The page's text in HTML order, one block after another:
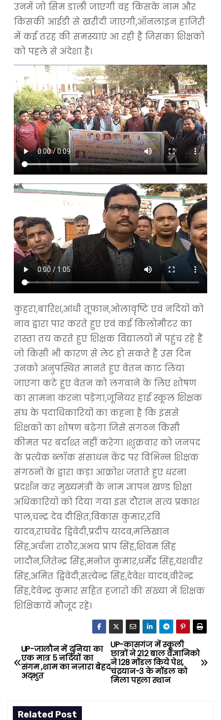
उनमें जो सिम डाली जाएगी वह किसके नाम और
किसकी आईडी से खरीदी जाएगी,ऑनलाइन हाजिरी
में कई तरह की समस्याएं आ रही हैं जिसका शिक्षकों
को पहले से अंदेशा है।
कुहरा,बारिश,आंधी तूफान,ओलावृष्टि एवं नदियों को
नाव द्वारा पार करते हुए एवं कई किलोमीटर का
रास्ता तय करते हुए शिक्षक विद्यालयों में पहुंच रहे हैं
जो किसी भी कारण से लेट हो सकते हैं उस दिन
उनको अनुपस्थित मानते हुए वेतन काट लिया
जाएगा कटे हुए वेतन को लगवाने के लिए शोषण
का सामना करना पड़ेगा,जूनियर हाई स्कूल शिक्षक
संघ के पदाधिकारियों का कहना है कि इससे
शिक्षकों का शोषण बढ़ेगा जिसे संगठन किसी
कीमत पर बर्दाश्त नहीं करेगा ।शुक्रवार को जनपद
के प्रत्येक ब्लॉक संसाधन केंद्र पर विभिन्न शिक्षक
संगठनों के द्वारा कड़ा आक्रोश जताते हुए धरना
प्रदर्शन कर मुख्यमंत्री के नाम ज्ञापन खण्ड शिक्षा
अधिकारियों को दिया गया इस दौरान सत्य प्रकाश
पाल,चन्द्र देव दीक्षित,विकास कुमार,रवि
यादव,राघवेंद्र द्विवेदी,प्रदीप यादव,मलिखान
सिंह,अर्चना राठौर,अभय प्राप सिंह,शिवम सिंह
जादौन,जितेन्द्र सिंह,मनोज कुमार,धर्मेंद्र सिंह,यशवीर
सिंह,अमित द्विवेदी,सत्येन्द्र सिंह,देवेश यादव,वीरेन्द्र
सिंह,देवेन्द्र कुमार सहित हजारों की संख्या में शिक्षक
शिक्षिकायें मौजूद रहे।
P
o
t
UP-कासगंज में स्कूली
छात्रों ने 212 बाल वैज्ञानिको
ने 128 मॉडल किये पेश,
चंद्रयान-3 के मॉडल को
मिला पहला स्थान
UP-जालौन में दुनिया का
एक मात्र 5 नदियों का
संगम ,शाम का नज़ारा बेहद
अद्भुत
Related Post